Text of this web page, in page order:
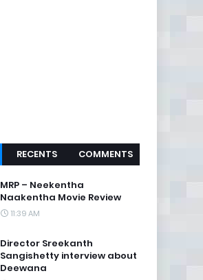
RECENTS COMMENTS
MRP – Neekentha
Naakentha Movie Review
11:39 AM
Director Sreekanth
Sangishetty interview about
Deewana